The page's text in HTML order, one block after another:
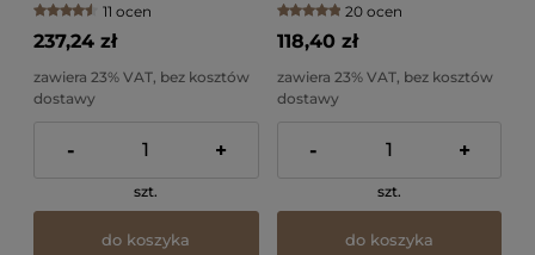
11 ocen
237,24 zł
zawiera 23% VAT, bez kosztów
dostawy
- +
szt.
do koszyka
20 ocen
118,40 zł
zawiera 23% VAT, bez kosztów
dostawy
- +
szt.
do koszyka